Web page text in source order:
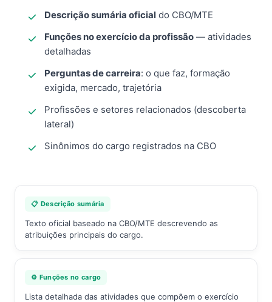
Descrição sumária oficial do CBO/MTE
Funções no exercício da profissão — atividades
detalhadas
Perguntas de carreira: o que faz, formação
exigida, mercado, trajetória
Profissões e setores relacionados (descoberta
lateral)
Sinônimos do cargo registrados na CBO
📋 Descrição sumária
Texto oficial baseado na CBO/MTE descrevendo as
atribuições principais do cargo.
⚙️ Funções no cargo
Lista detalhada das atividades que compõem o exercício